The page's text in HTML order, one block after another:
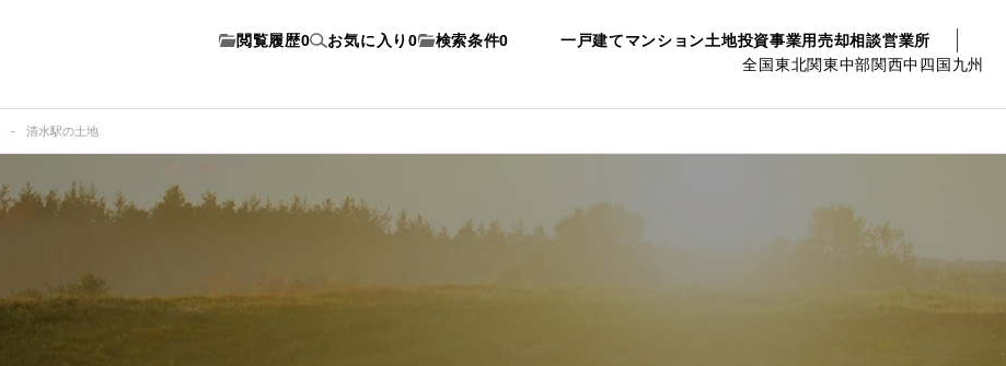
一戸建てマンション土地投資事業用売却相談営業所
全国東北関東中部関西中四国九州
閲覧履歴0 お気に入り 0 検索条件0
清水駅の土地